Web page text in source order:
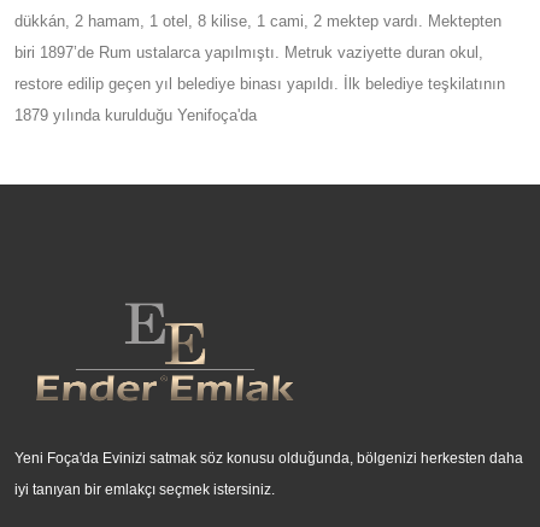
dükkán, 2 hamam, 1 otel, 8 kilise, 1 cami, 2 mektep vardı. Mektepten
biri 1897’de Rum ustalarca yapılmıştı. Metruk vaziyette duran okul,
restore edilip geçen yıl belediye binası yapıldı. İlk belediye teşkilatının
1879 yılında kurulduğu Yenifoça'da
Yeni Foça'da Evinizi satmak söz konusu olduğunda, bölgenizi herkesten daha
iyi tanıyan bir emlakçı seçmek istersiniz.